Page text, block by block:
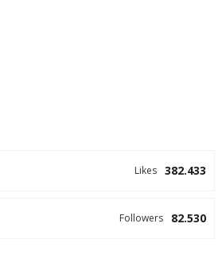
382.433
Likes
82.530
Followers